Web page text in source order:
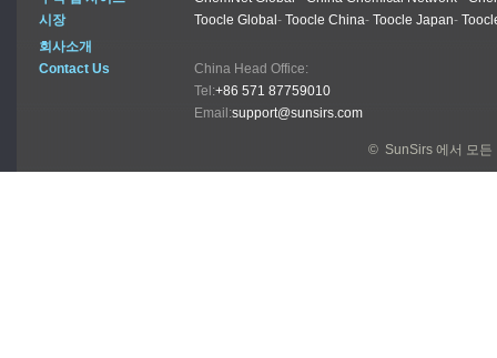
시장
Toocle Global- Toocle China- Toocle Japan-
회사소개
Contact Us
China Head Office:
Tel:+86 571 87759010
Email:support@sunsirs.com
© SunSirs 에서 모